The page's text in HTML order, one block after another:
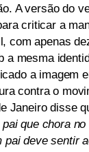
A versão do
criticar a
com apenas
a mesma
a imagem
contra o
Janeiro disse
que chora
pai deve sentir